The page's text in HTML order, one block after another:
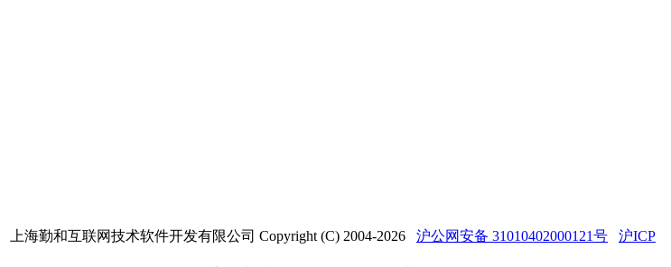
上海勤和互联网技术软件开发有限公司 Copyright (C) 2004-2026 沪公网安备 31010402000121号
沪ICP